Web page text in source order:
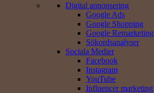
Digital annonsering
Google Ads
Google Shopping
Google Remarketing
Sökords­analyser
Sociala Medier
Facebook
Instagram
YouTube
Influencer marketing